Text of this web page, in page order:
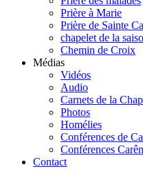
Prière à Marie
Prière de Sainte
chapelet de la
Chemin de Croix
Médias
Vidéos
Audio
Carnets de la
Photos
Homélies
Conférences de
Conférences
Contact